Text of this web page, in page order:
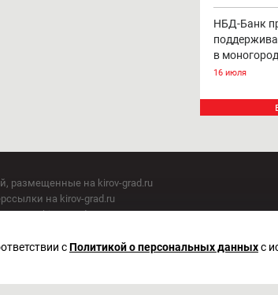
НБД-Банк
в
16 июля
размещенные на kirov-grad.ru
на kirov-grad.ru
kirov-grad.ru
технологий и массовых коммуникаций 20.07.2018.
сПолитикой о персональных данныхс